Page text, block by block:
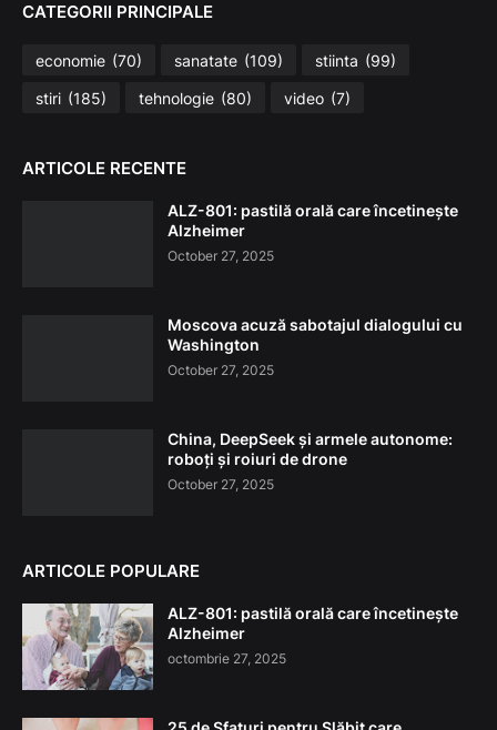
CATEGORII PRINCIPALE
economie (70) sanatate (109) stiinta (99)
stiri (185) tehnologie (80) video (7)
ARTICOLE RECENTE
ALZ-801: pastilă orală care încetinește
Alzheimer
October 27, 2025
Moscova acuză sabotajul dialogului cu
Washington
October 27, 2025
China, DeepSeek și armele autonome:
roboți și roiuri de drone
October 27, 2025
ARTICOLE POPULARE
ALZ-801: pastilă orală care încetinește
Alzheimer
octombrie 27, 2025